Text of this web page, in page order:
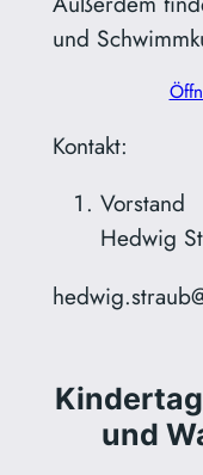
und
Kontakt:
Vorstand
Hedwig
und